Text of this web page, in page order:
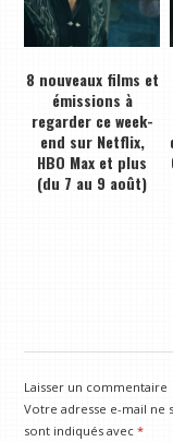
8 nouveaux films et
émissions à
regarder ce week-
end sur Netflix,
HBO Max et plus
(du 7 au 9 août)
Laisser un commentaire
Votre adresse e-mail ne
sont indiqués avec*